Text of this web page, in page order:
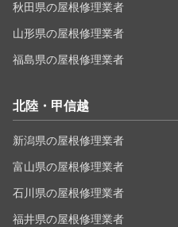
秋田県の屋根修理業者
山形県の屋根修理業者
福島県の屋根修理業者
北陸・甲信越
新潟県の屋根修理業者
富山県の屋根修理業者
石川県の屋根修理業者
福井県の屋根修理業者